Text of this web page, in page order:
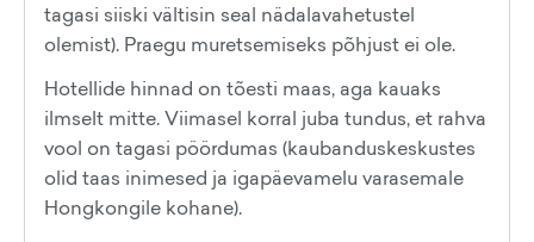
tagasi siiski vältisin seal nädalavahetustel
olemist). Praegu muretsemiseks põhjust ei ole.
Hotellide hinnad on tõesti maas, aga kauaks
ilmselt mitte. Viimasel korral juba tundus, et rahva
vool on tagasi pöördumas (kaubanduskeskustes
olid taas inimesed ja igapäevamelu varasemale
Hongkongile kohane).